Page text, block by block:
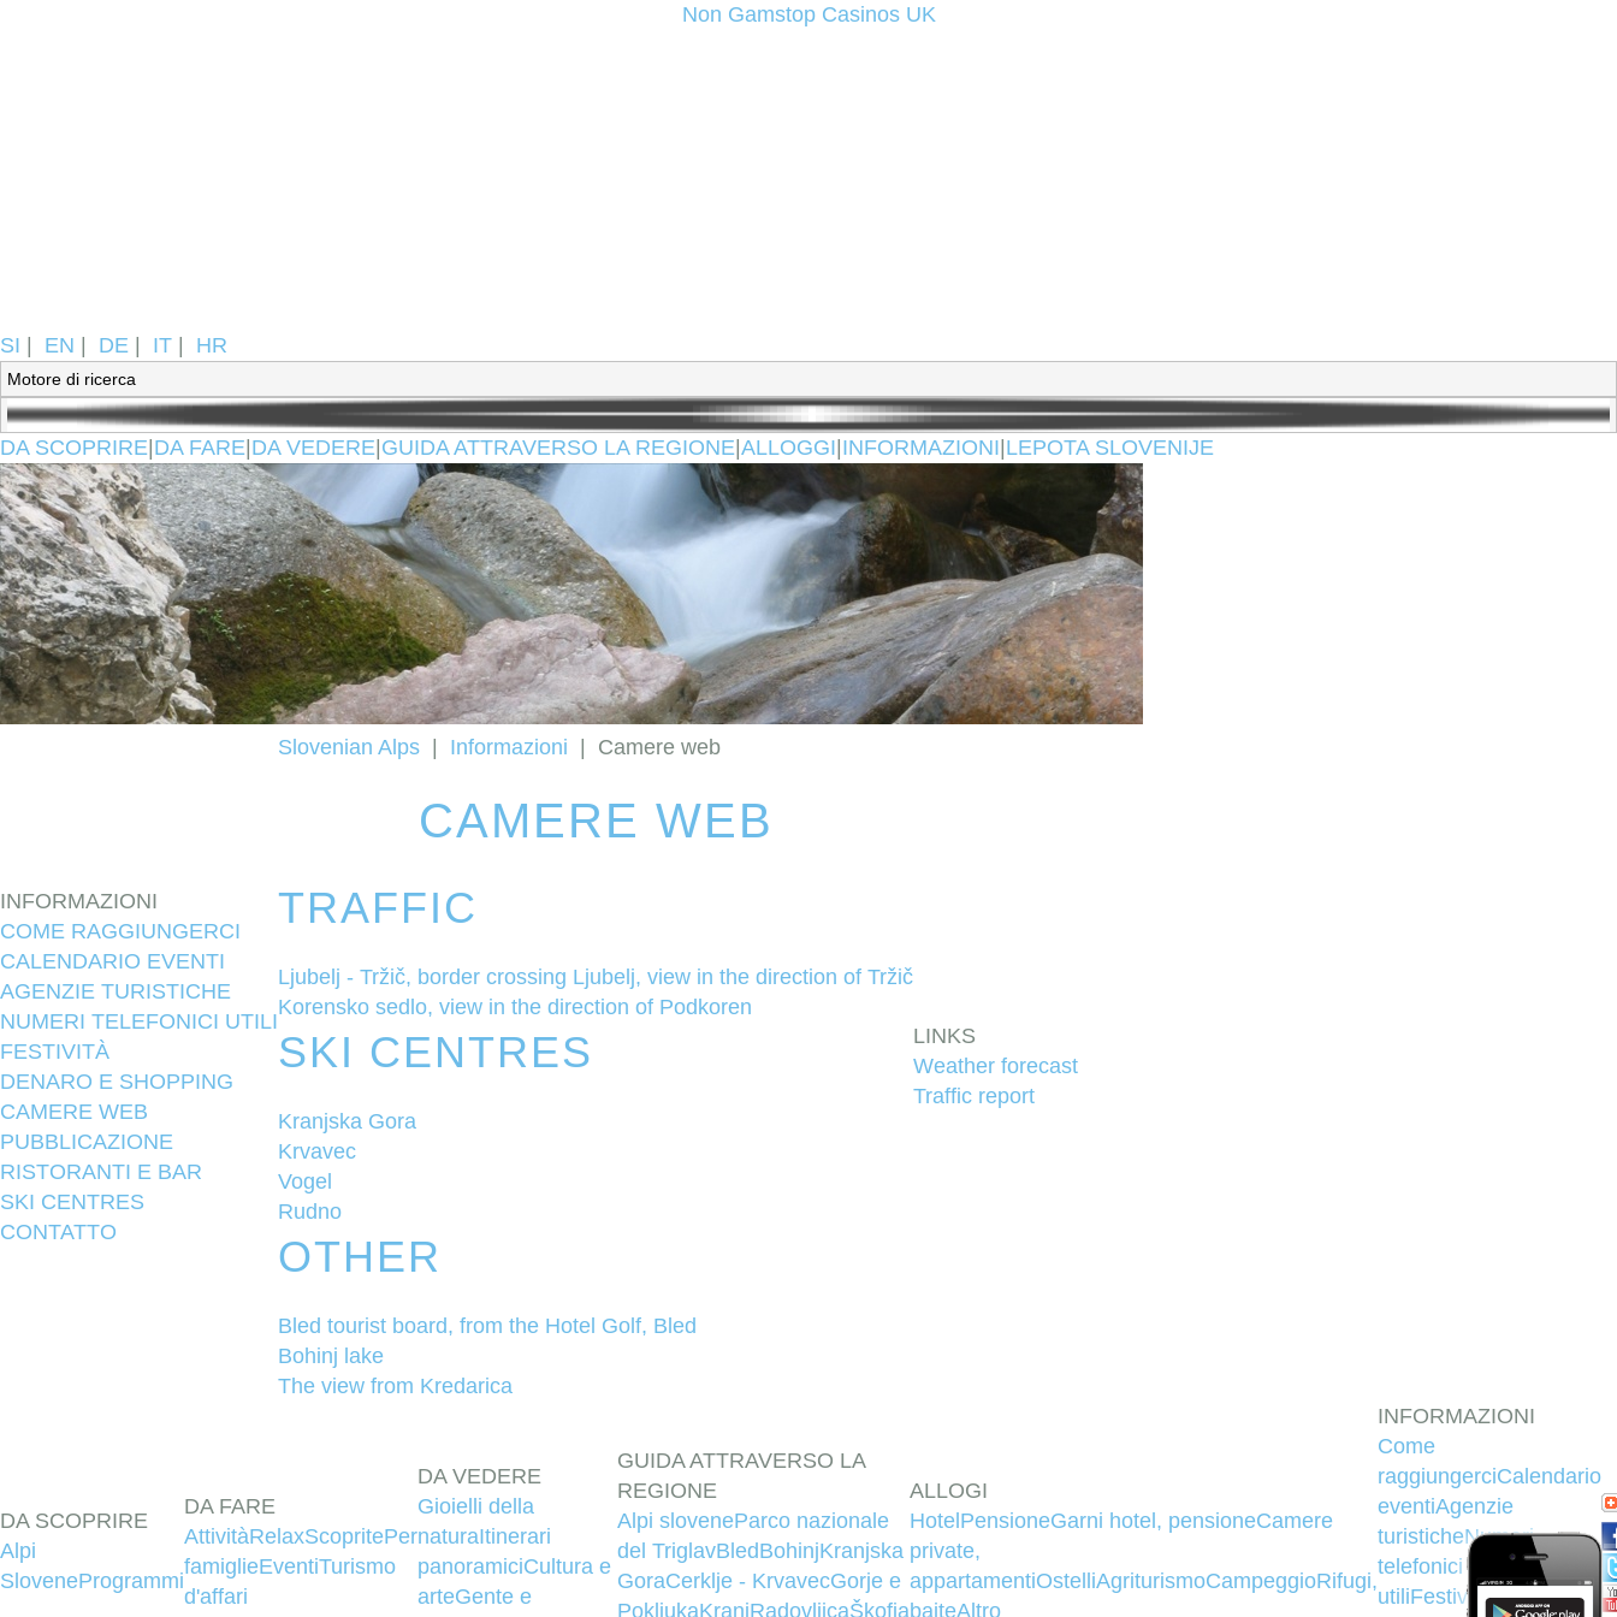
Non Gamstop Casinos UK
SI EN DE IT HR
DA SCOPRIRE DA FARE DA VEDERE GUIDA ATTRAVERSO LA REGIONE ALLOGGI INFORMAZIONI LEPOTA SLOVENIJE
INFORMAZIONI
COME RAGGIUNGERCI
CALENDARIO EVENTI
AGENZIE TURISTICHE
NUMERI TELEFONICI UTILI
FESTIVITÀ
DENARO E SHOPPING
CAMERE WEB
PUBBLICAZIONE
RISTORANTI E BAR
SKI CENTRES
CONTATTO
Slovenian Alps Informazioni Camere web
CAMERE WEB
TRAFFIC
Ljubelj - Tržič, border crossing Ljubelj, view in the direction of Tržič
Korensko sedlo, view in the direction of Podkoren
SKI CENTRES
Kranjska Gora
Krvavec
Vogel
Rudno
OTHER
Bled tourist board, from the Hotel Golf, Bled
Bohinj lake
The view from Kredarica
LINKS
Weather forecast
Traffic report
DA SCOPRIRE
Alpi
SloveneProgrammi
DA FARE
AttivitàRelaxScopritePer
famiglieEventiTurismo
d'affari
DA VEDERE
Gioielli della
naturaItinerari
panoramiciCultura e
arteGente e
GUIDA ATTRAVERSO LA
REGIONE
Alpi sloveneParco nazionale
del TriglavBledBohinjKranjska
GoraCerklje - KrvavecGorje e
PokljukaKranjRadovljicaŠkofja
ALLOGI
Hotel PensioneGarni hotel, pensioneCamere
private,
appartamentiOstelliAgriturismoCampeggioRifugi,
baiteAltro
INFORMAZIONI
Come
raggiungerciCalendario
eventiAgenzie
turisticheNumeri
telefonici
utiliFestivitàDenaro e